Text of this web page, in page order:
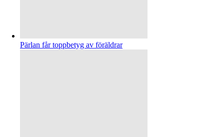
Pärlan får toppbetyg av föräldrar